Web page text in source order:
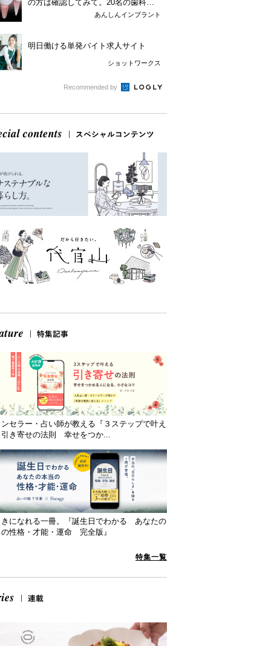
の方は確認してみて。20名の歯科医
あんしんインプラント
明日働ける単発バイト求人サイト
ショットワークス
Recommended by
セラー・占い師が教える『３ステップで叶え
き寄せの法則 幸せをつか...
きになれる一冊。『誕生日でわかる あなたの
性格・才能・運命 完全版』
特集一覧